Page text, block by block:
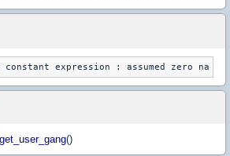
expression : assumed zero na
()